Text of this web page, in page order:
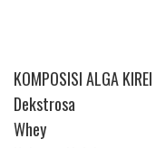
KOMPOSISI ALGA KIREI
Dekstrosa
Whey